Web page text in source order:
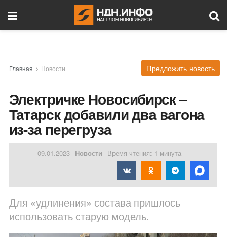
Главная Новости Предложить новость
Электричке Новосибирск –
Татарск добавили два вагона
из-за перегруза
09.01.2023 Новости Время чтения: 1 минута
Для «удлинения» состава пришлось
использовать старую модель.